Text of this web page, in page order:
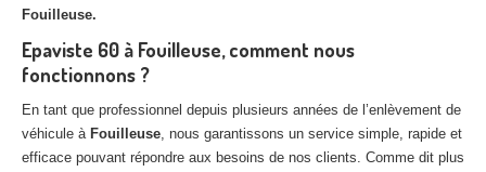
Fouilleuse.
Epaviste 60 à Fouilleuse, comment nous
fonctionnons ?
En tant que professionnel depuis plusieurs années de l’enlèvement de
véhicule à Fouilleuse, nous garantissons un service simple, rapide et
efficace pouvant répondre aux besoins de nos clients. Comme dit plus